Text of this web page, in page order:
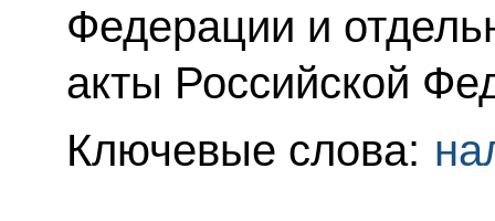
Федерации и
акты Российской
Ключевые слова: